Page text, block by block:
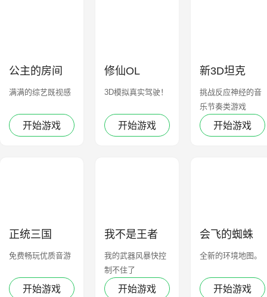
公主的房间
满满的综艺既视感
开始游戏
修仙OL
3D模拟真实驾驶！
开始游戏
新3D坦克
挑战反应神经的音
乐节奏类游戏
开始游戏
正统三国
免费畅玩优质音游
开始游戏
我不是王者
我的武器风暴快控
制不住了
开始游戏
会飞的蜘蛛
全新的环境地图。
开始游戏